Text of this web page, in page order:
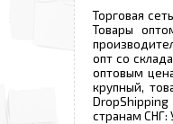
Торговая
Товары
опт со
оптовым
крупный,
странам СНГ: